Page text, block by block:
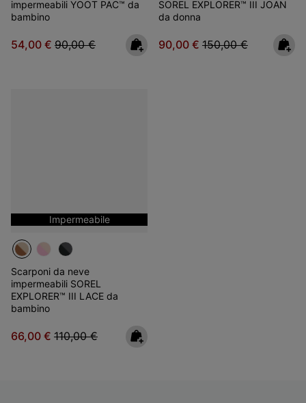
impermeabili YOOT PAC™ da
bambino
Sale price:
54,00 € Regular price:
90,00 €
SOREL EXPLORER™ III JOAN
da donna
Sale price:
90,00 € Regular price:
150,00 €
Impermeabile
Scarponi da neve
impermeabili SOREL
EXPLORER™ III LACE da
bambino
Sale price:
66,00 € Regular price:
110,00 €